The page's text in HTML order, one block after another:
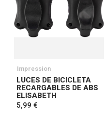
Impression
LUCES DE BICICLETA
RECARGABLES DE ABS
ELISABETH
5,99 €